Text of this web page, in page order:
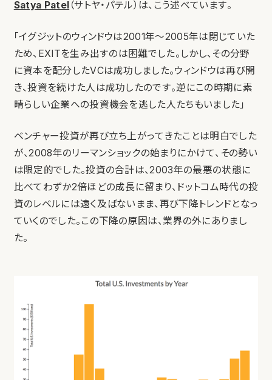
Satya Patel （サトヤ・パテル）は、こう述べています。
「イグジットのウィンドウは2001年～2005年は閉じていた
ため、EXITを生み出すのは困難でした。しかし、その分野
に資本を配分したVCは成功しました。ウィンドウは再び開
き、投資を続けた人は成功したのです。逆にこの時期に素
晴らしい企業への投資機会を逃した人たちもいました」
ベンチャー投資が再び立ち上がってきたことは明白でした
が、2008年のリーマンショックの始まりにかけて、その勢い
は限定的でした。投資の合計は、2003年の最悪の状態に
比べてわずか2倍ほどの成長に留まり、ドットコム時代の投
資のレベルには遠く及ばないまま、再び下降トレンドとなっ
ていくのでした。この下降の原因は、業界の外にありまし
た。